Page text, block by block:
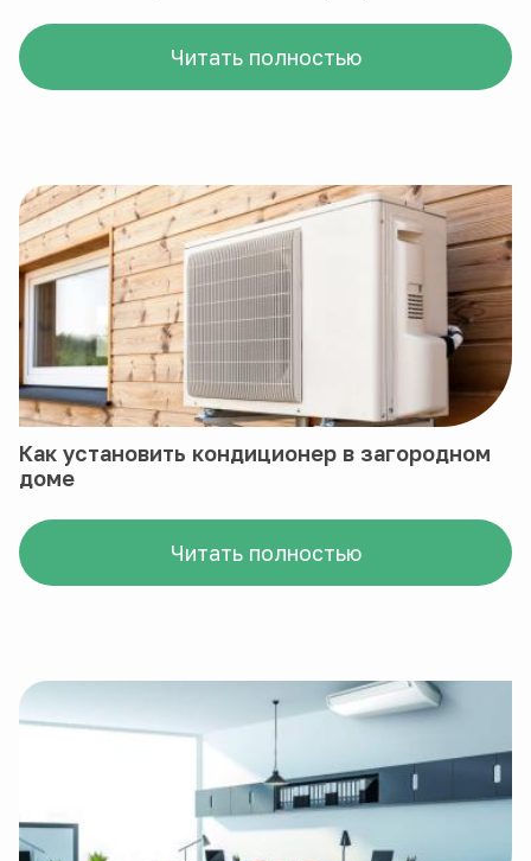
Читать полностью
Как установить кондиционер в загородном
доме
Читать полностью